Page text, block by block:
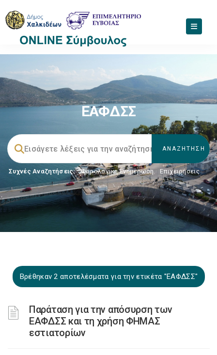
ΕΑΦΔΣΣ
Συχνές Αναζητήσεις: Φορολογικη Ενημέρωση, Επιχειρήσεις
Βρέθηκαν 2 αποτελέσματα για την ετικέτα "ΕΑΦΔΣΣ"
Παράταση για την απόσυρση των
ΕΑΦΔΣΣ και τη χρήση ΦΗΜΑΣ
εστιατορίων